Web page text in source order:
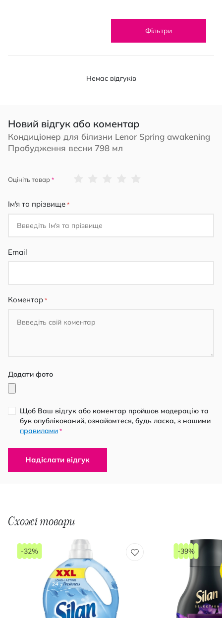
Фільтри
Немає відгуків
Новий відгук або коментар
Кондиціонер для білизни Lenor Spring awakening
Пробудження весни 798 мл
Оцініть товар
Ім'я та прізвище
Email
Коментар
Додати фото
Щоб Ваш відгук або коментар пройшов модерацію та
був опублікований, ознайомтеся, будь ласка, з нашими
правилами *
Надіслати відгук
Схожі товари
-32% -39%